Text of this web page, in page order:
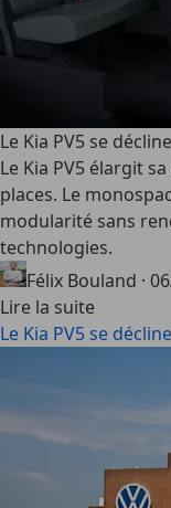
Le Kia PV5 se
Le Kia PV5 élargit
places. Le
modularité sans
technologies.
Félix Bouland ·
Lire la suite
Le Kia PV5 se